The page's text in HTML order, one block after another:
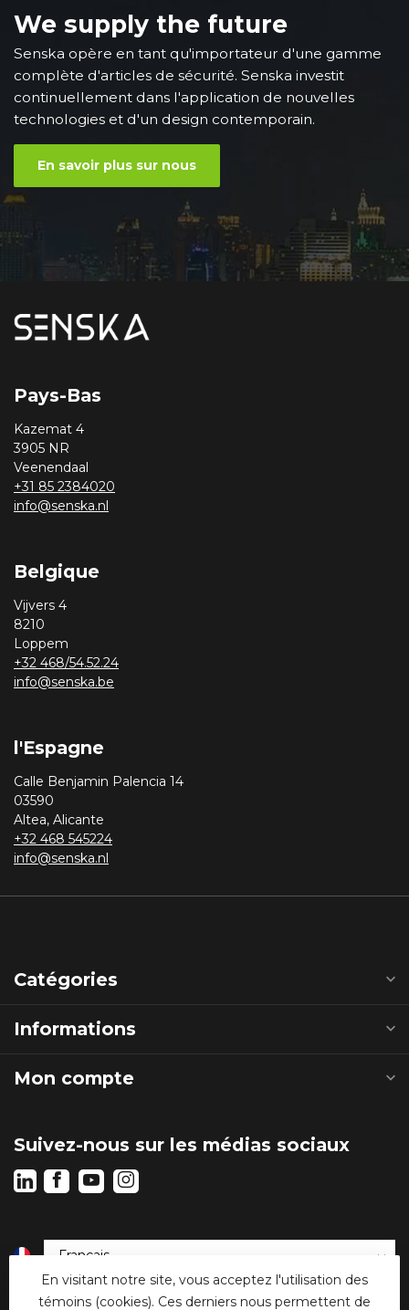
We supply the future
Senska opère en tant qu'importateur d'une gamme
complète d'articles de sécurité. Senska investit
continuellement dans l'application de nouvelles
technologies et d'un design contemporain.
En savoir plus sur nous
Pays-Bas
Kazemat 4
3905 NR
Veenendaal
+31 85 2384020
info@senska.nl
Belgique
Vijvers 4
8210
Loppem
+32 468/54.52.24
info@senska.be
l'Espagne
Calle Benjamin Palencia 14
03590
Altea, Alicante
+32 468 545224
info@senska.nl
Catégories
Informations
Mon compte
Suivez-nous sur les médias sociaux
En visitant notre site, vous acceptez l'utilisation des
témoins (cookies). Ces derniers nous permettent de